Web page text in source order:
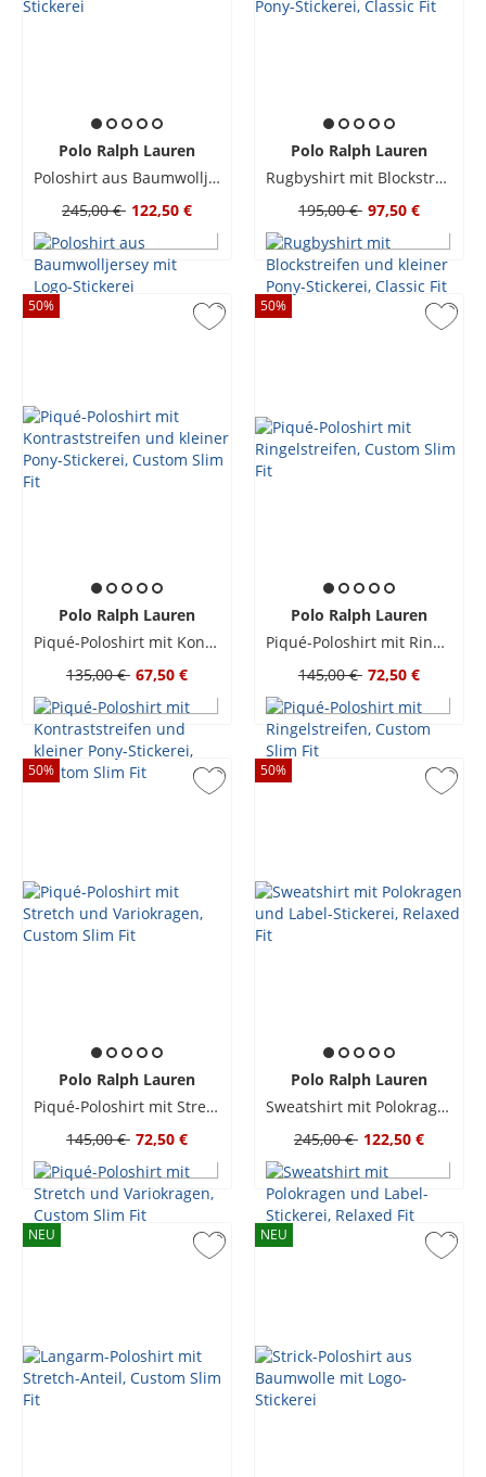
Polo Ralph Lauren
Poloshirt aus Baumwolljersey mit Logo-Stickerei
245,00 € 122,50 €
Polo Ralph Lauren
Rugbyshirt mit Blockstreifen und kleiner Pony-Stickerei, Classic Fit
195,00 € 97,50 €
50%
Polo Ralph Lauren
Piqué-Poloshirt mit Kontraststreifen und kleiner Pony-Stickerei, Custom Slim Fit
135,00 € 67,50 €
50%
Polo Ralph Lauren
Piqué-Poloshirt mit Ringelstreifen, Custom Slim Fit
145,00 € 72,50 €
50%
Polo Ralph Lauren
Piqué-Poloshirt mit Stretch und Variokragen, Custom Slim Fit
145,00 € 72,50 €
50%
Polo Ralph Lauren
Sweatshirt mit Polokragen und Label-Stickerei, Relaxed Fit
245,00 € 122,50 €
NEU NEU